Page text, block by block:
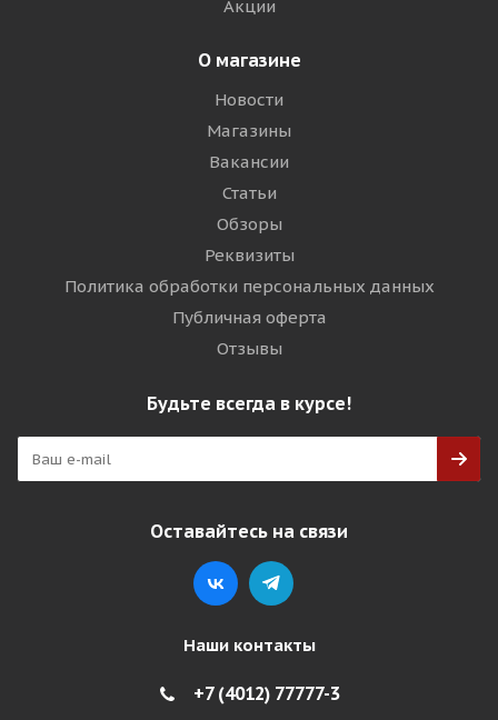
Акции
О магазине
Новости
Магазины
Вакансии
Статьи
Обзоры
Реквизиты
Политика обработки персональных данных
Публичная оферта
Отзывы
Будьте всегда в курсе!
Оставайтесь на связи
Наши контакты
+7 (4012) 77777-3